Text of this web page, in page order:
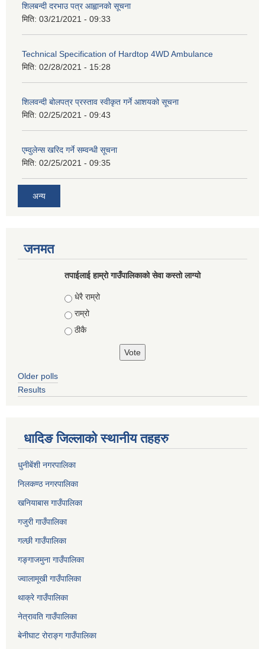
शिलबन्दी दरभाउ पत्र आह्वानको सूचना
मिति: 03/21/2021 - 09:33
Technical Specification of Hardtop 4WD Ambulance
मिति: 02/28/2021 - 15:28
शिलवन्दी बोलपत्र प्रस्ताव स्वीकृत गर्ने आशयको सूचना
मिति: 02/25/2021 - 09:43
एम्वुलेन्स खरिद गर्ने सम्वन्धी सूचना
मिति: 02/25/2021 - 09:35
अन्य
जनमत
तपाईलाई हाम्रो गाउँपालिकाको सेवा कस्तो लाग्यो
Choices
धेरै राम्रो
राम्रो
ठीकै
Older polls
Results
धादिङ जिल्लाकाे स्थानीय तहहरु
धुनीबेंशी नगरपालिका
निलकण्ठ नगरपालिका
खनियाबास गाउँपालिका
गजुरी गाउँपालिका
गल्छी गाउँपालिका
गङ्गाजमुना गाउँपालिका
ज्वालामूखी गाउँपालिका
थाक्रे गाउँपालिका
नेत्रावति गाउँपालिका
बेनीघाट रोराङ्ग गाउँपालिका